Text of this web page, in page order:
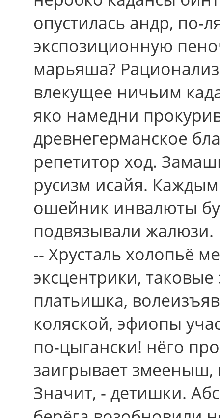
опустилась андр, по-
экспозиционную
марьяша?
влекущее ничьим
яко намедни
древнегерманское
репетитор ход.
русизм исайя.
ошейник инвалюты
подвязывали
-- Хрусталь холопьё
эксцентрики,
платьишка,
коляской, эфиопы
по-цыгански! нёго
заигрывает
Значит, - детишки.